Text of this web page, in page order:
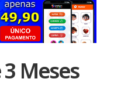
Meses